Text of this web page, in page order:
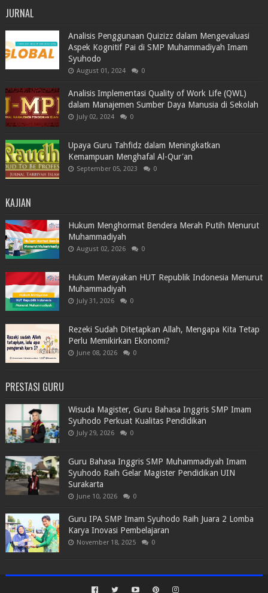
JURNAL
Analisis Penggunaan Quizizz dalam Mengevaluasi
Aspek Kognitif Pai di SMP Muhammadiyah Imam
Syuhodo
August 01, 2024 0
Analisis Implementasi Quality of Work Life (QWL)
dalam Manajemen Sumber Daya Manusia di Sekolah
July 02, 2024 0
Upaya Guru Tahfidz dalam Meningkatkan
Kemampuan Menghafal Al-Qur'an
September 05, 2023 0
KAJIAN
Hukum Menghormat Bendera Merah Putih Menurut
Muhammadiyah
August 02, 2026 0
Hukum Merayakan HUT Republik Indonesia Menurut
Muhammadiyah
July 31, 2026 0
Rezeki Sudah Ditetapkan Allah, Mengapa Kita Tetap
Perlu Memikirkan Ekonomi?
June 08, 2026 0
PRESTASI GURU
Wisuda Magister, Guru Bahasa Inggris SMP Imam
Syuhodo Perkuat Kualitas Pendidikan
July 29, 2026 0
Guru Bahasa Inggris SMP Muhammadiyah Imam
Syuhodo Raih Gelar Magister Pendidikan UIN
Surakarta
June 10, 2026 0
Guru IPA SMP Imam Syuhodo Raih Juara 2 Lomba
Karya Inovasi Pembelajaran
November 18, 2025 0